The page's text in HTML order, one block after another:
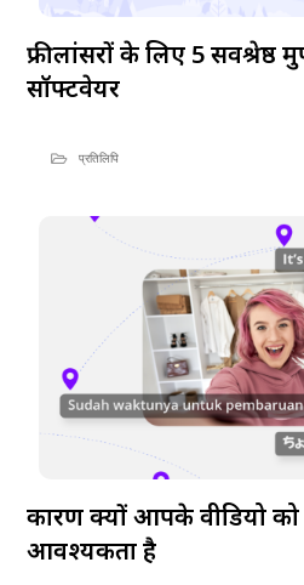
फ्रीलांसरों के लिए 5 सर्वश्रेष्ठ
सॉफ्टवेयर
प्रतिलिपि
कारण क्यों आपके वीडियो को
आवश्यकता है